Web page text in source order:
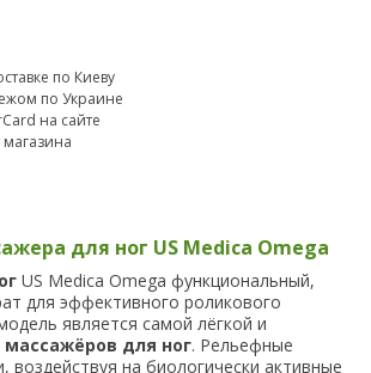
по Киеву
по Украине
на сайте
магазина
для ног US Medica Omega
US Medica Omega функциональный,
для эффективного роликового
является самой лёгкой и
массажёров для ног. Рельефные
воздействуя на биологически активные